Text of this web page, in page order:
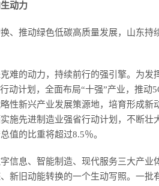
动力
、推动绿色低碳高质量发展，山东
难的动力，持续前行的强引擎。为
动计划，全面布局“十强”产业，推
性新兴产业发展策源地，培育形成
施先进制造业强省行动计划，不断
值的比重将超过8.5％。
信息、智能制造、现代服务三大产
新旧动能转换的一个生动写照。一